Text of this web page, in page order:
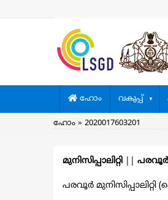
Main
navigation
ഹോം വകുപ്പ്
Breadcrumb
ഹോം 2020017603201
മുനിസിപ്പാലിറ്റി പരവൂര്‍
പരവൂര്‍